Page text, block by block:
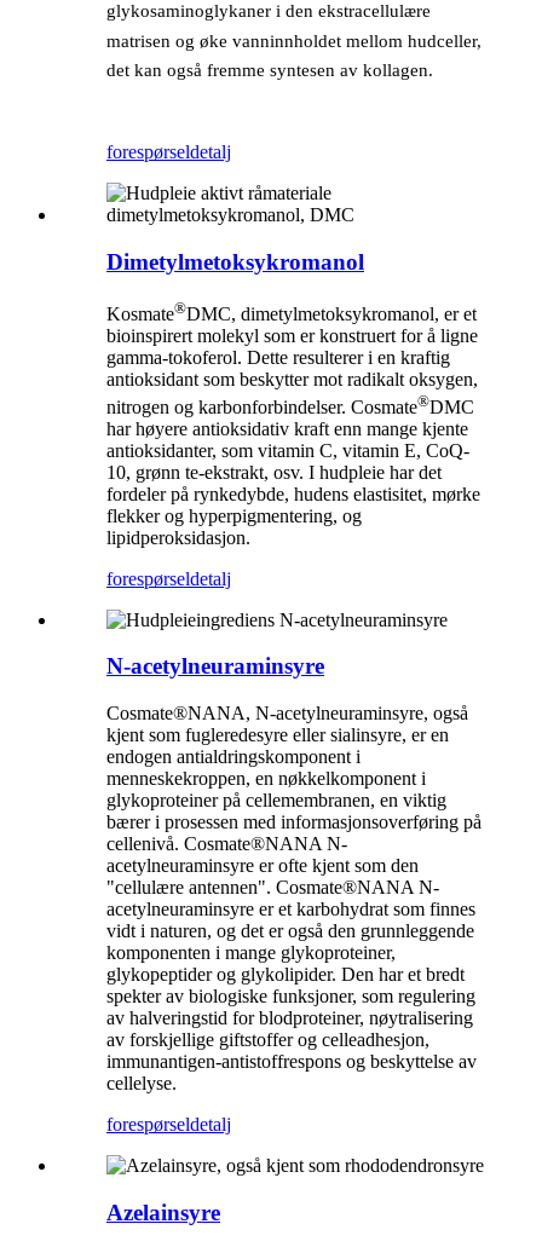
glykosaminoglykaner i den ekstracellulære
matrisen og øke vanninnholdet mellom hudceller,
det kan også fremme syntesen av kollagen.
forespørseldetalj
Dimetylmetoksykromanol
Kosmate®DMC, dimetylmetoksykromanol, er et
bioinspirert molekyl som er konstruert for å ligne
gamma-tokoferol. Dette resulterer i en kraftig
antioksidant som beskytter mot radikalt oksygen,
nitrogen og karbonforbindelser. Cosmate®DMC
har høyere antioksidativ kraft enn mange kjente
antioksidanter, som vitamin C, vitamin E, CoQ-
10, grønn te-ekstrakt, osv. I hudpleie har det
fordeler på rynkedybde, hudens elastisitet, mørke
flekker og hyperpigmentering, og
lipidperoksidasjon.
forespørseldetalj
N-acetylneuraminsyre
Cosmate®NANA, N-acetylneuraminsyre, også
kjent som fugleredesyre eller sialinsyre, er en
endogen antialdringskomponent i
menneskekroppen, en nøkkelkomponent i
glykoproteiner på cellemembranen, en viktig
bærer i prosessen med informasjonsoverføring på
cellenivå. Cosmate®NANA N-
acetylneuraminsyre er ofte kjent som den
"cellulære antennen". Cosmate®NANA N-
acetylneuraminsyre er et karbohydrat som finnes
vidt i naturen, og det er også den grunnleggende
komponenten i mange glykoproteiner,
glykopeptider og glykolipider. Den har et bredt
spekter av biologiske funksjoner, som regulering
av halveringstid for blodproteiner, nøytralisering
av forskjellige giftstoffer og celleadhesjon,
immunantigen-antistoffrespons og beskyttelse av
cellelyse.
forespørseldetalj
Azelainsyre